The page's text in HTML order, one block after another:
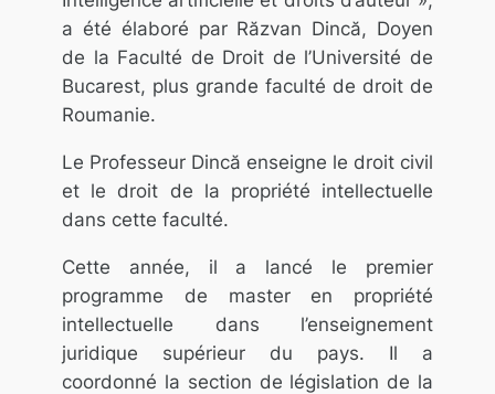
a été élaboré par Răzvan Dincă, Doyen
de la Faculté de Droit de l’Université de
Bucarest, plus grande faculté de droit de
Roumanie.
Le Professeur Dincă enseigne le droit civil
et le droit de la propriété intellectuelle
dans cette faculté.
Cette année, il a lancé le premier
programme de master en propriété
intellectuelle dans l’enseignement
juridique supérieur du pays. Il a
coordonné la section de législation de la